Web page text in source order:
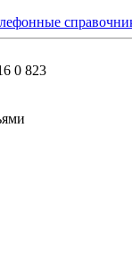
0 823